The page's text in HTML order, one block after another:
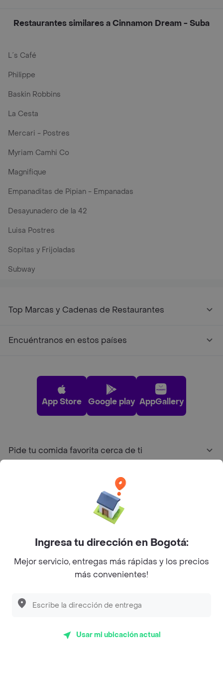
Restaurantes similares a Cinnamon Dream - Suba
L´s Café
Philippe
Baskin Robbins
La Cesta
Mercari - Postres
Myriam Camhi Co
Magnifique
Empanaditas de Pipian - Empanadas
Desayunadero de la 42
Luisa Postres
Sopitas y Frijoladas
Subway
Top Marcas y Cadenas de Restaurantes
Encuéntranos en estos países
App Store Google play AppGallery
Pide tu comida favorita cerca de ti
Sobre Rappi
Facebook
Twitter
Instagram
Ingresa tu dirección en Bogotá:
Mejor servicio, entregas más rápidas y los precios
más convenientes!
Usar mi ubicación actual